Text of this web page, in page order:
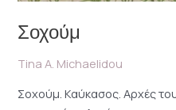
Σοχούμ
Tina A. Michaelidou
Σοχούμ. Καύκασος. Αρχές